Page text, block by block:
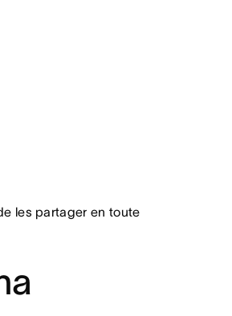
les partager en toute